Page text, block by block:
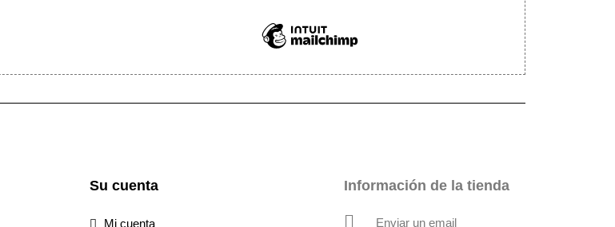
Su cuenta
Mi cuenta
Información de la tienda
Enviar un email